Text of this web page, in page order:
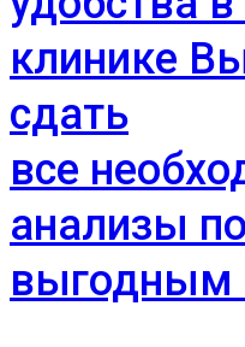
клинике
сдать
все
анализы
выгодным